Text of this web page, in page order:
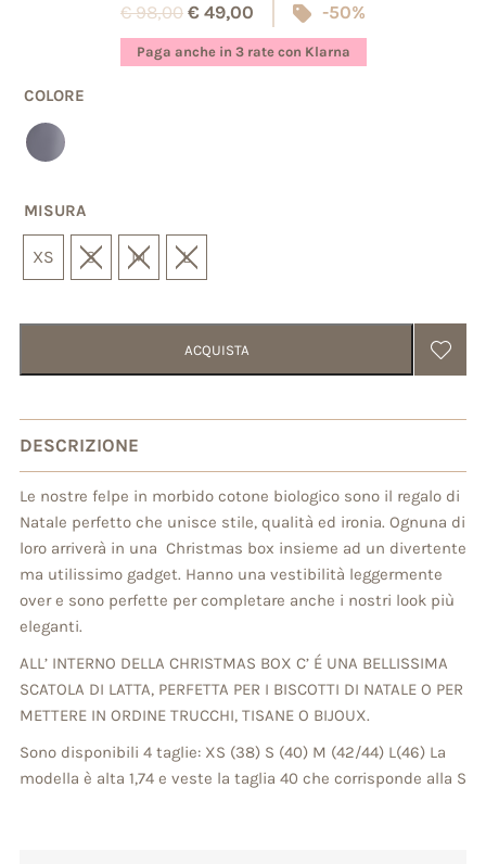
su 5 su
base di
recensioni
€98,00 € 49,00 -50%
Paga anche in 3 rate con Klarna
COLORE
MISURA
XS S M L
ACQUISTA
DESCRIZIONE
Le nostre felpe in morbido cotone biologico sono il regalo di
Natale perfetto che unisce stile, qualità ed ironia. Ognuna di
loro arriverà in una Christmas box insieme ad un divertente
ma utilissimo gadget. Hanno una vestibilità leggermente
over e sono perfette per completare anche i nostri look più
eleganti.
ALL’ INTERNO DELLA CHRISTMAS BOX C’ É UNA BELLISSIMA
SCATOLA DI LATTA, PERFETTA PER I BISCOTTI DI NATALE O PER
METTERE IN ORDINE TRUCCHI, TISANE O BIJOUX.
Sono disponibili 4 taglie: XS (38) S (40) M (42/44) L(46) La
modella è alta 1,74 e veste la taglia 40 che corrisponde alla S